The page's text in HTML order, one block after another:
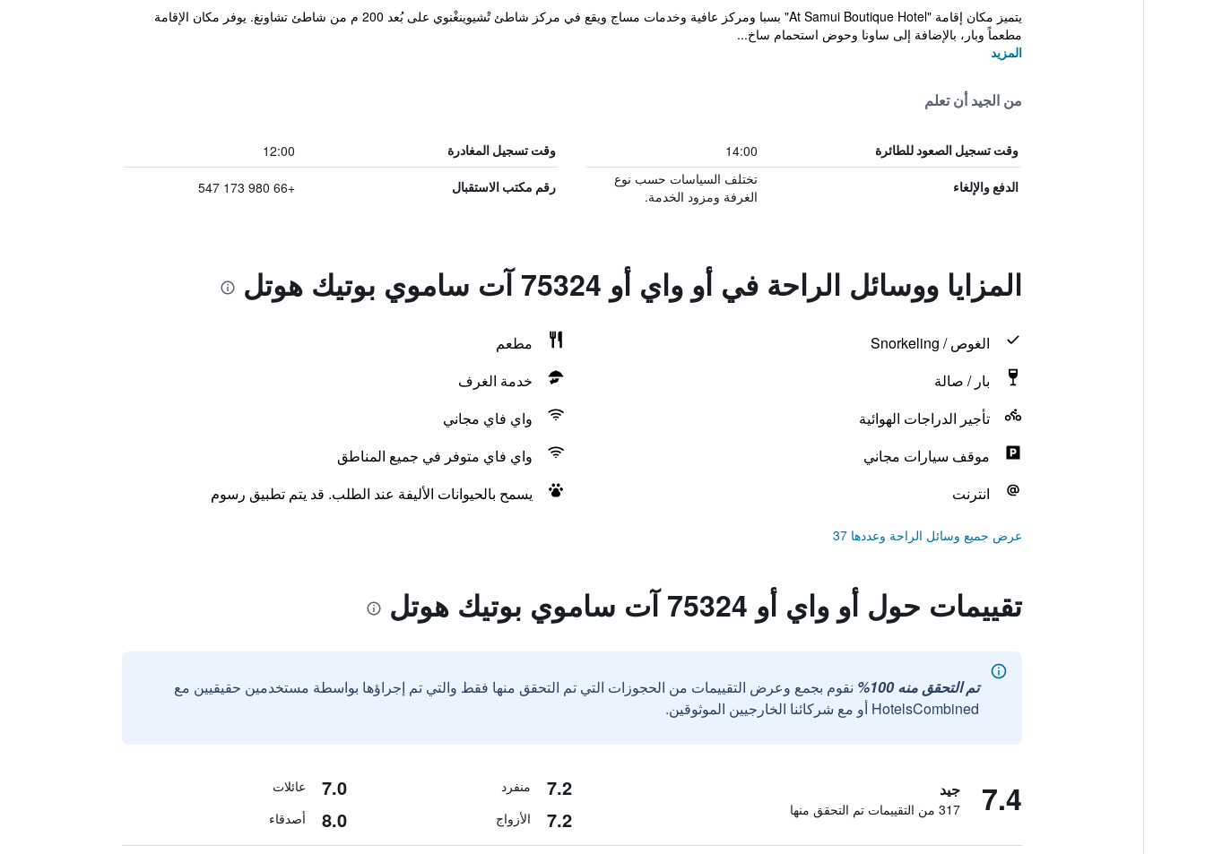
يتميز مكان إقامة "At Samui Boutique Hotel" بسبا ومركز عافية وخدمات مساج ويقع في مركز شاطئ تْشيوينغْنوي على بُعد 200 م من شاطئ تشاونغ. يوفر مكان الإقامة
مطعماً وبار، بالإضافة إلى ساونا وحوض استحمام ساخ...
المزيد
من الجيد أن تعلم
وقت تسجيل الصعود للطائرة 14:00 وقت تسجيل المغادرة 12:00
الدفع والإلغاء
تختلف السياسات حسب نوع
الغرفة ومزود الخدمة.
رقم مكتب الاستقبال +66 980 173 547
المزايا ووسائل الراحة في أو واي أو 75324 آت ساموي بوتيك هوتل
الغوص / Snorkeling
مطعم
بار / صالة
خدمة الغرف
تأجير الدراجات الهوائية
واي فاي مجاني
موقف سيارات مجاني
واي فاي متوفر في جميع المناطق
انترنت
يسمح بالحيوانات الأليفة عند الطلب. قد يتم تطبيق رسوم
عرض جميع وسائل الراحة وعددها 37
تقييمات حول أو واي أو 75324 آت ساموي بوتيك هوتل
تم التحقق منه 100%
نقوم بجمع وعرض التقييمات من الحجوزات التي تم التحقق منها فقط والتي تم إجراؤها بواسطة مستخدمين حقيقيين مع
HotelsCombined أو مع شركائنا الخارجيين الموثوقين.
7.4 جيد
317 من التقييمات تم التحقق منها
7.2 منفرد 7.0 عائلات
7.2 الأزواج 8.0 أصدقاء